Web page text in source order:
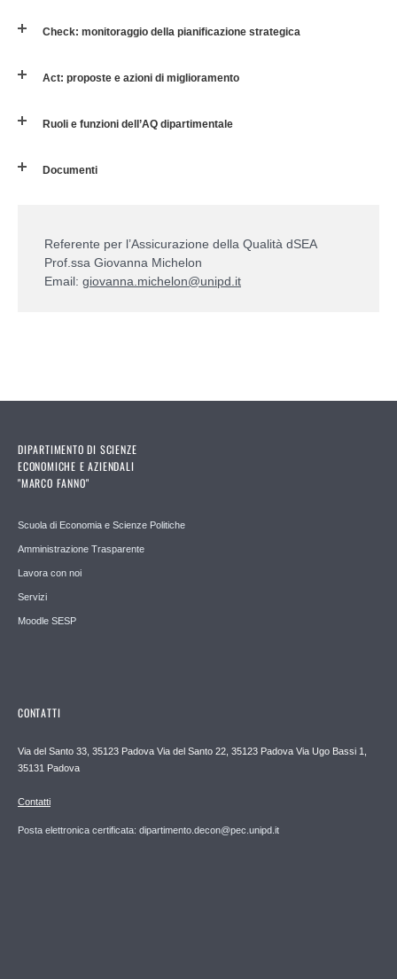
Check: monitoraggio della pianiﬁcazione strategica
Act: proposte e azioni di miglioramento
Ruoli e funzioni dell’AQ dipartimentale
Documenti
Referente per l’Assicurazione della Qualità dSEA
Prof.ssa Giovanna Michelon
Email: giovanna.michelon@unipd.it
DIPARTIMENTO DI SCIENZE
ECONOMICHE E AZIENDALI
"MARCO FANNO"
Scuola di Economia e Scienze Politiche
Amministrazione Trasparente
Lavora con noi
Servizi
Moodle SESP
CONTATTI
Via del Santo 33, 35123 Padova Via del Santo 22, 35123 Padova Via Ugo Bassi 1,
35131 Padova
Contatti
Posta elettronica certificata: dipartimento.decon@pec.unipd.it